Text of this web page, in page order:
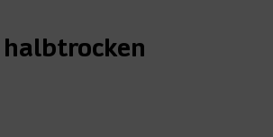
halbtrocken